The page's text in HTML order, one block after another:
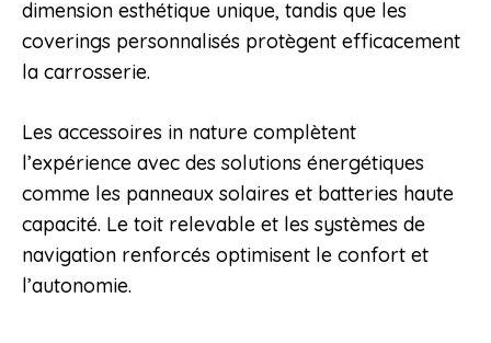
dimension esthétique unique, tandis que les
coverings personnalisés protègent efficacement
la carrosserie.
Les accessoires in nature complètent
l’expérience avec des solutions énergétiques
comme les panneaux solaires et batteries haute
capacité. Le toit relevable et les systèmes de
navigation renforcés optimisent le confort et
l’autonomie.